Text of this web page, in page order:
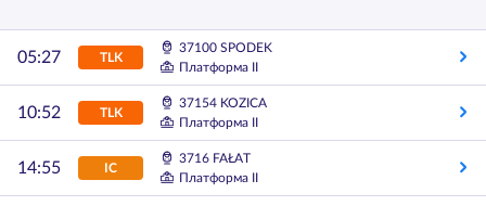
05:27 TLK
37100 SPODEK
Платформа II
10:52 TLK
37154 KOZICA
Платформа II
14:55 IC
3716 FAŁAT
Платформа II